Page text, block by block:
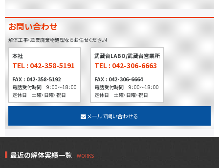
お問い合わせ
解体工事・産業廃棄物処理ならお任せください!
本社
TEL : 042-358-5191
FAX : 042-358-5192
電話受付時間 9：00～18：00
定休日 土曜・日曜・祝日
武蔵台LABO/武蔵台営業所
TEL : 042-306-6663
FAX : 042-306-6664
電話受付時間 9：00～18：00
定休日 土曜・日曜・祝日
メールで問い合わせる
最近の解体実績一覧